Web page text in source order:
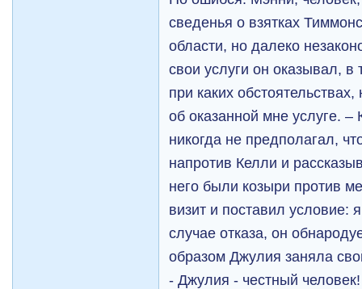
сведенья о взятках
области, но далеко
свои услуги он оказывал,
при каких
об оказанной мне услуге.
никогда не предполагал,
напротив Келли и
него были козыри против
визит и поставил условие:
случае отказа, он
образом Джулия заняла
- Джулия - честный